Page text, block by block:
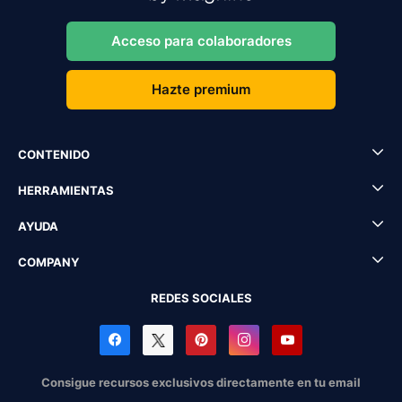
Acceso para colaboradores
Hazte premium
CONTENIDO
HERRAMIENTAS
AYUDA
COMPANY
REDES SOCIALES
Consigue recursos exclusivos directamente en tu email